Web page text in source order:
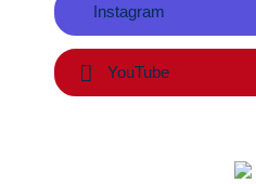
Instagram
YouTube